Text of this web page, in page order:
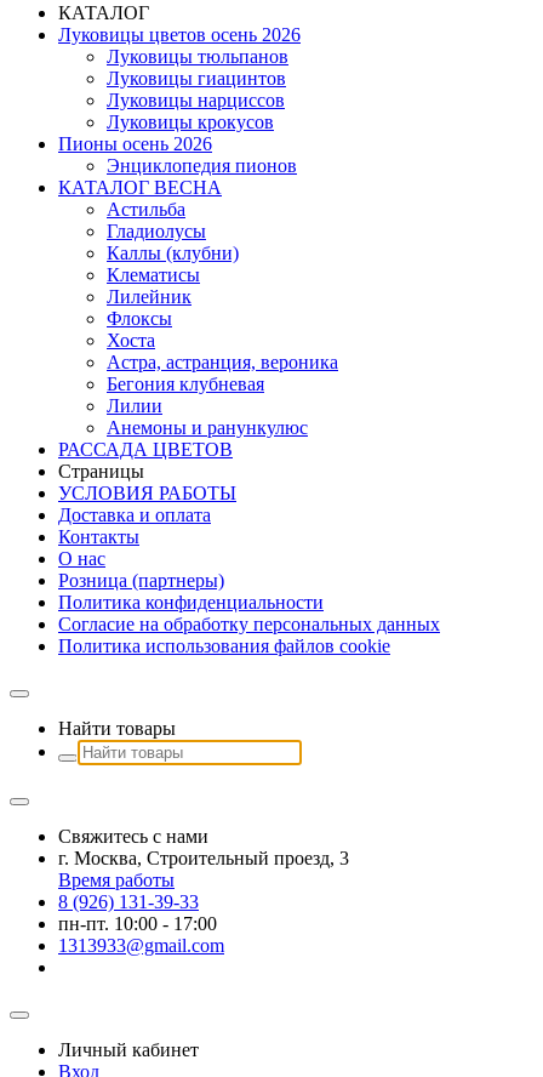
КАТАЛОГ
Луковицы цветов осень 2026
Луковицы тюльпанов
Луковицы гиацинтов
Луковицы нарциссов
Луковицы крокусов
Пионы осень 2026
Энциклопедия пионов
КАТАЛОГ ВЕСНА
Астильба
Гладиолусы
Каллы (клубни)
Клематисы
Лилейник
Флоксы
Хоста
Астра, астранция, вероника
Бегония клубневая
Лилии
Анемоны и ранункулюс
РАССАДА ЦВЕТОВ
Страницы
УСЛОВИЯ РАБОТЫ
Доставка и оплата
Контакты
О наc
Розница (партнеры)
Политика конфиденциальности
Согласие на обработку персональных данных
Политика использования файлов сookie
Найти товары
Свяжитесь с нами
г. Москва, Строительный проезд, 3
Время работы
8 (926) 131-39-33
пн-пт. 10:00 - 17:00
1313933@gmail.com
Личный кабинет
Вход